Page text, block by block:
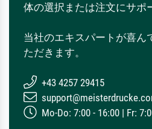
体の選択または注文にサポ
当社のエキスパートが喜ん
ただきます。
+43 4257 29415
Mo-Do: 7:00 - 16:00 | Fr: